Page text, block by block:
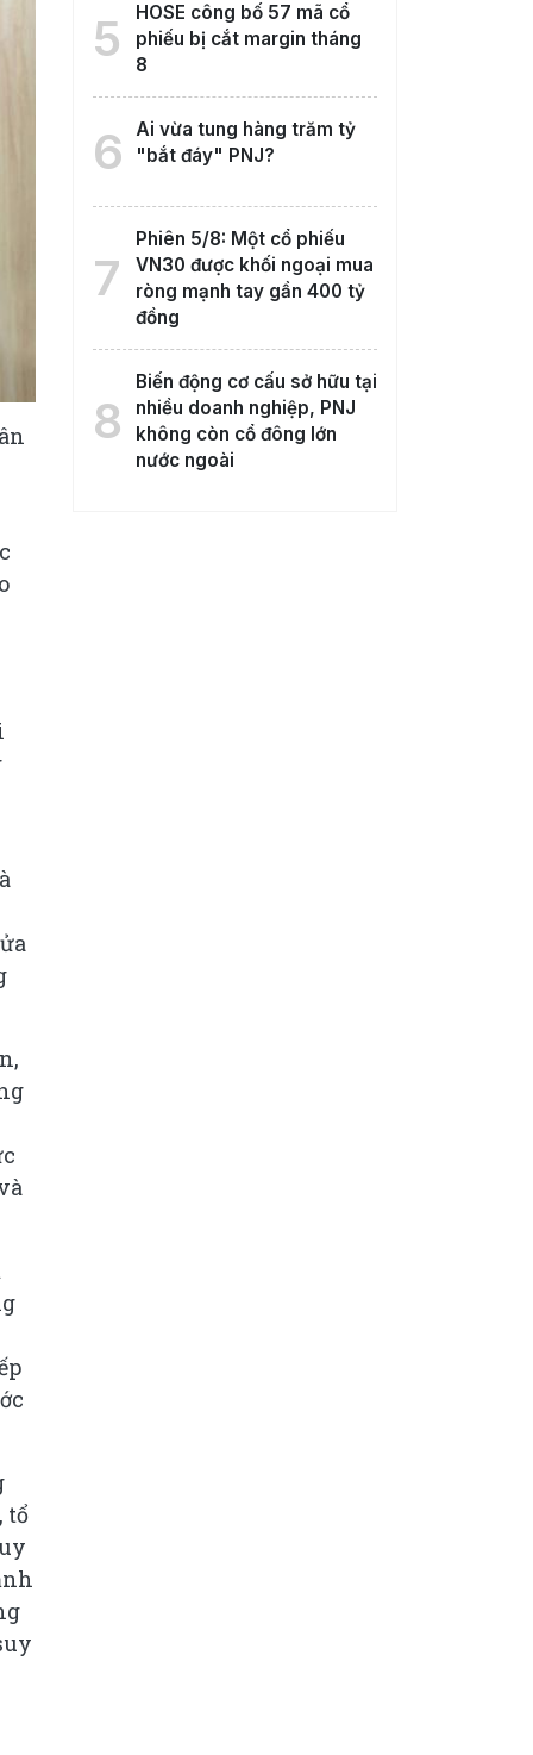
tổ
5
HOSE công bố 57 mã cổ
phiếu bị cắt margin tháng
8
6
Ai vừa tung hàng trăm tỷ
"bắt đáy" PNJ?
7
Phiên 5/8: Một cổ phiếu
VN30 được khối ngoại mua
ròng mạnh tay gần 400 tỷ
đồng
8
Biến động cơ cấu sở hữu tại
nhiều doanh nghiệp, PNJ
không còn cổ đông lớn
nước ngoài